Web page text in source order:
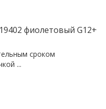
фиолетовый G12+
сроком
...